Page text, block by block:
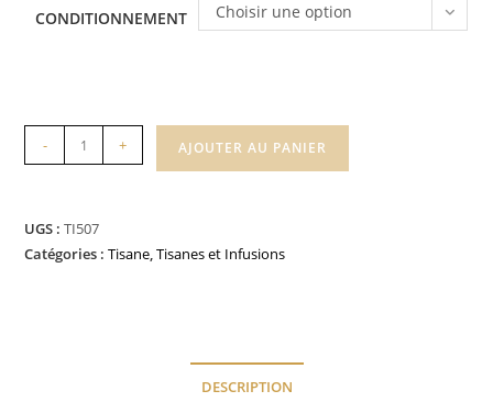
CONDITIONNEMENT Choisir une option
quantité
de
de
Vie
- + AJOUTER AU PANIER
UGS :TI507
Catégories :Tisane,Tisanes et Infusions
DESCRIPTION